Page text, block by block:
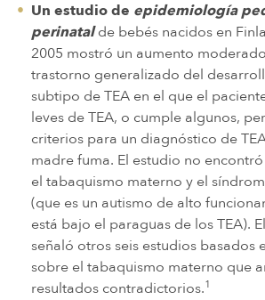
Un estudio de epidemiología
perinatalde bebés nacidos en
2005 mostró un aumento
trastorno generalizado del
subtipo de TEA en el que el
leves de TEA, o cumple algunos,
criterios para un diagnóstico de
madre fuma. El estudio no
el tabaquismo materno y el
(que es un autismo de alto
está bajo el paraguas de los TEA).
señaló otros seis estudios basados
sobre el tabaquismo materno que
resultados contradictorios.1